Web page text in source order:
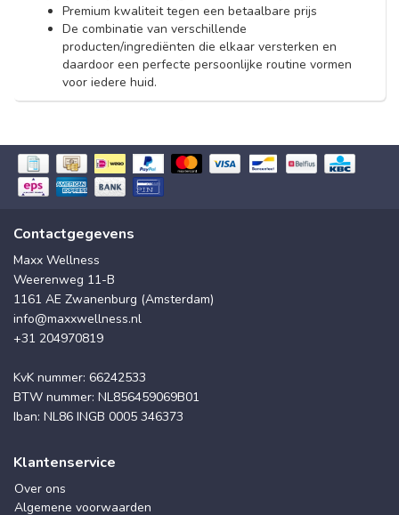
Premium kwaliteit tegen een betaalbare prijs
De combinatie van verschillende
producten/ingrediënten die elkaar versterken en
daardoor een perfecte persoonlijke routine vormen
voor iedere huid.
Contactgegevens
Maxx Wellness
Weerenweg 11-B
1161 AE Zwanenburg (Amsterdam)
info@maxxwellness.nl
+31 204970819
KvK nummer: 66242533
BTW nummer: NL856459069B01
Iban: NL86 INGB 0005 346373
Klantenservice
Over ons
Algemene voorwaarden